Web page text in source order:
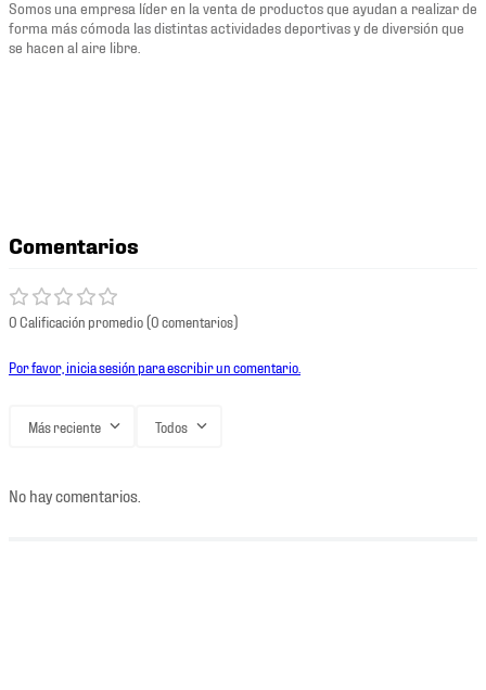
Somos una empresa líder en la venta de productos que ayudan a realizar de
forma más cómoda las distintas actividades deportivas y de diversión que
se hacen al aire libre.
Comentarios
0 Calificación promedio(0 comentarios)
Por favor, inicia sesión para escribir un comentario.
Más reciente Todos
No hay comentarios.